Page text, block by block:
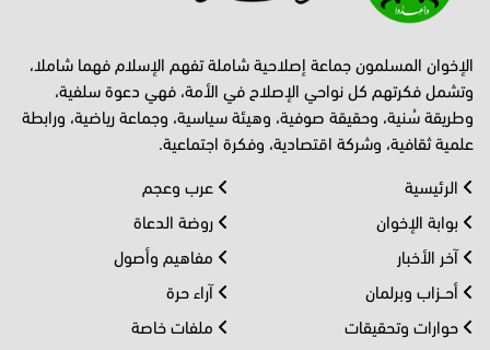
الإخوان المسلمون جماعة إصلاحية شاملة تفهم الإسلام فهما شاملا،
وتشمل فكرتهم كل نواحي الإصلاح في الأمة، فهي دعوة سلفية،
وطريقة سُنية، وحقيقة صوفية، وهيئة سياسية، وجماعة رياضية، ورابطة
علمية ثقافية، وشركة اقتصادية، وفكرة اجتماعية.
الرئيسية
بوابة الإخوان
آخر الأخبار
أحــزاب وبرلمان
حوارات وتحقيقات
عرب وعجم
روضة الدعاة
مفاهيم وأصول
آراء حرة
ملفات خاصة